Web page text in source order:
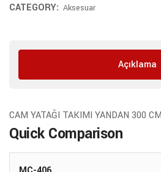
CATEGORY: Aksesuar
Açıklama
CAM YATAĞI TAKIMI YANDAN 300
Quick Comparison